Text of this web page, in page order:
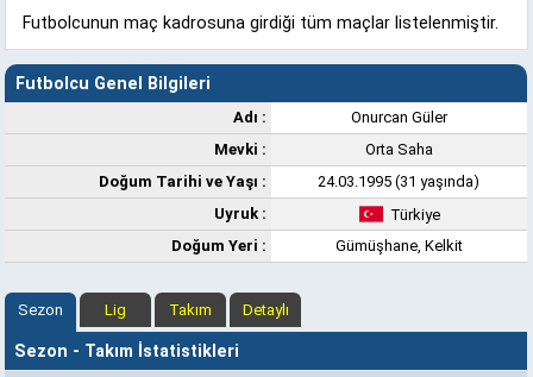
Futbolcunun maç kadrosuna girdiği tüm maçlar listelenmiştir.
Futbolcu Genel Bilgileri
Adı :
Onurcan Güler
Mevki :
Orta Saha
Doğum Tarihi ve Yaşı :
24.03.1995 (31 yaşında)
Uyruk :
Türkiye
Doğum Yeri :
Gümüşhane, Kelkit
Sezon Lig Takım Detaylı
Sezon - Takım İstatistikleri